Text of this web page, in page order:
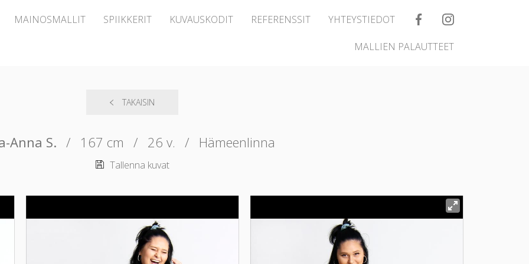
MAINOSMALLIT SPIIKKERIT KUVAUSKODIT REFERENSSIT YHTEYSTIEDOT
MALLIEN PALAUTTEET
TAKAISIN
Anna S. / 167 cm / 26 v. / Hämeenlinna
Tallenna kuvat